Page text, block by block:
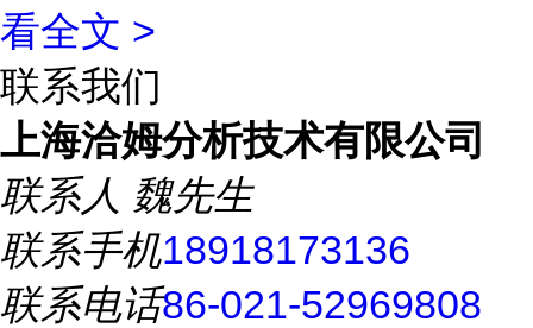
看全文 >
联系我们
上海洽姆分析技术有限公司
联系人 魏先生
联系手机18918173136
联系电话86-021-52969808